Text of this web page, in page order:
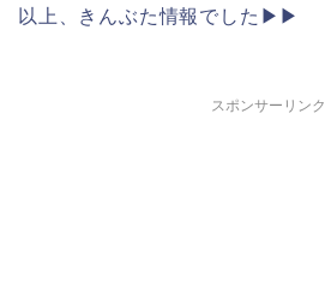
以上、きんぶた情報でした▶︎▶︎
スポンサーリンク